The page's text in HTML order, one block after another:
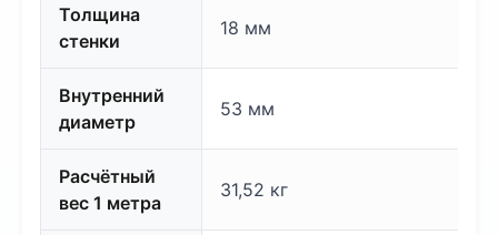
Толщина
стенки
18 мм
Внутренний
диаметр
53 мм
Расчётный
вес 1 метра
31,52 кг